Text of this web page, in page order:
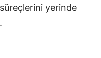
yerinde